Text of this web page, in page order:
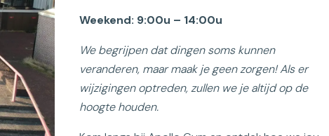
Weekend: 9:00u – 14:00u
We begrijpen dat dingen soms kunnen
veranderen, maar maak je geen zorgen! Als er
wijzigingen optreden, zullen we je altijd op de
hoogte houden.